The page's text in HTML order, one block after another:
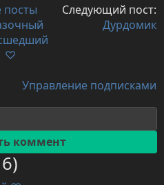
посты
♡
Следующий пост:
Дурдомик
Управление подписками